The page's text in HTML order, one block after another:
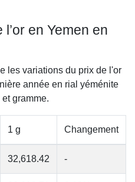
en Yemen en
les variations du prix de l'or
année en rial yéménite
gramme.
1 g Changement
32,618.42 -